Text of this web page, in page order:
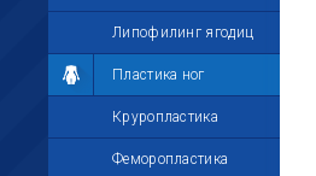
Липофилинг ягодиц
Пластика ног
Круропластика
Феморопластика